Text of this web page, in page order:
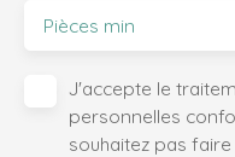
Pièces min
J'accepte le
personnelles
souhaitez pas